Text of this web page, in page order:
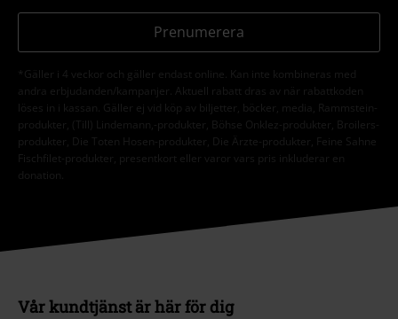
Prenumerera
*Gäller i 4 veckor och gäller endast online. Kan inte kombineras med
andra erbjudanden/kampanjer. Aktuell rabatt dras av när rabattkoden
löses in i kassan. Gäller ej vid köp av biljetter, böcker, media, Rammstein-
produkter, (Till) Lindemann,-produkter, Böhse Onklez-produkter, Broilers-
produkter, Die Toten Hosen-produkter, Die Ärzte-produkter, Feine Sahne
Fischfilet-produkter, presentkort eller varor vars pris inkluderar en
donation.
Vår kundtjänst är här för dig